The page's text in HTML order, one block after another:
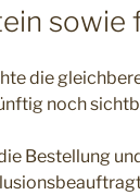
die
noch
Bestellung